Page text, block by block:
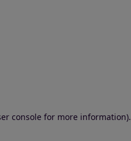
console for more information).